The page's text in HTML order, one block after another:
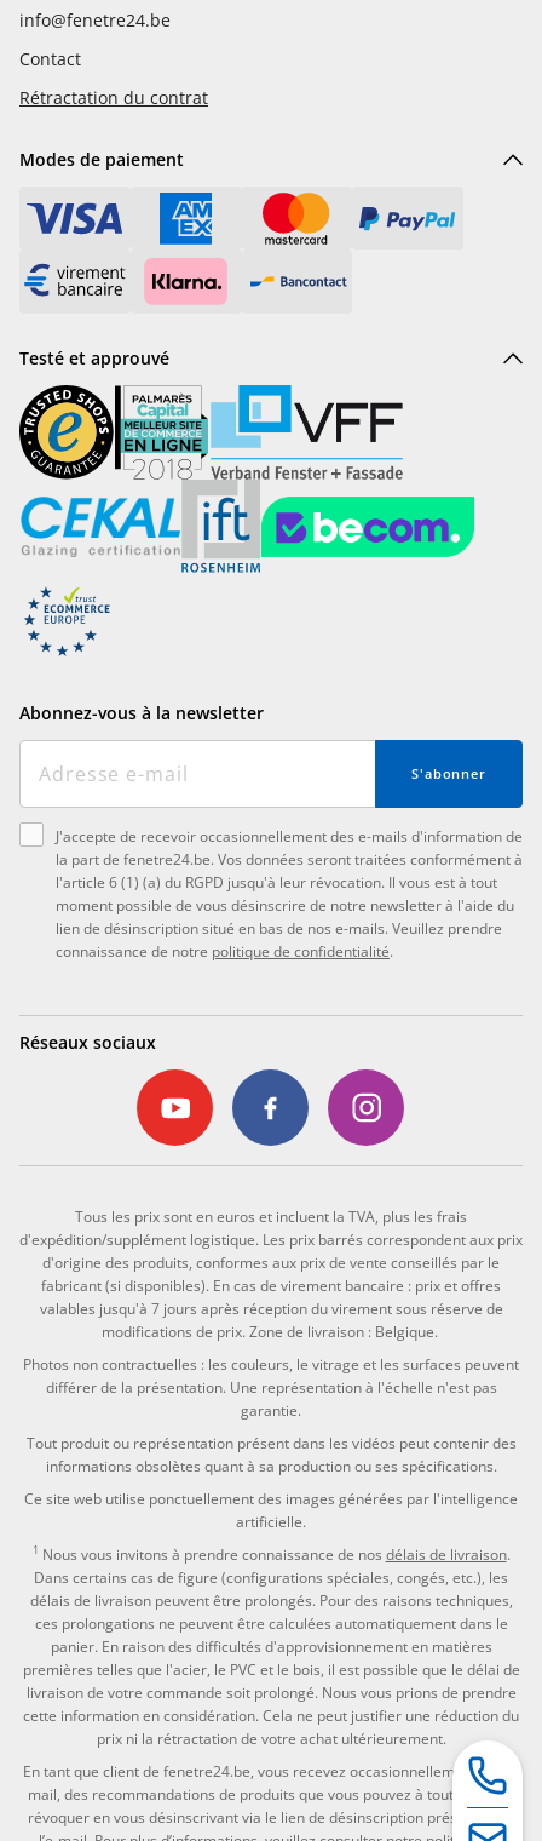
info@fenetre24.be
Contact
Rétractation du contrat
Modes de paiement
Testé et approuvé
Abonnez-vous à la newsletter
S'abonner
J'accepte de recevoir occasionnellement des e-mails d'information de
la part de fenetre24.be. Vos données seront traitées conformément à
l'article 6 (1) (a) du RGPD jusqu'à leur révocation. Il vous est à tout
moment possible de vous désinscrire de notre newsletter à l'aide du
lien de désinscription situé en bas de nos e-mails. Veuillez prendre
connaissance de notre politique de confidentialité.
Réseaux sociaux
Tous les prix sont en euros et incluent la TVA, plus les frais
d'expédition/supplément logistique. Les prix barrés correspondent aux prix
d'origine des produits, conformes aux prix de vente conseillés par le
fabricant (si disponibles). En cas de virement bancaire : prix et offres
valables jusqu'à 7 jours après réception du virement sous réserve de
modifications de prix. Zone de livraison : Belgique.
Photos non contractuelles : les couleurs, le vitrage et les surfaces peuvent
différer de la présentation. Une représentation à l'échelle n'est pas
garantie.
Tout produit ou représentation présent dans les vidéos peut contenir des
informations obsolètes quant à sa production ou ses spécifications.
Ce site web utilise ponctuellement des images générées par l'intelligence
artificielle.
1 Nous vous invitons à prendre connaissance de nos délais de livraison.
Dans certains cas de figure (configurations spéciales, congés, etc.), les
délais de livraison peuvent être prolongés. Pour des raisons techniques,
ces prolongations ne peuvent être calculées automatiquement dans le
panier. En raison des difficultés d'approvisionnement en matières
premières telles que l'acier, le PVC et le bois, il est possible que le délai de
livraison de votre commande soit prolongé. Nous vous prions de prendre
cette information en considération. Cela ne peut justifier une réduction du
prix ni la rétractation de votre achat ultérieurement.
En tant que client de fenetre24.be, vous recevez occasionnellement par e-
mail, des recommandations de produits que vous pouvez à tout moment
révoquer en vous désinscrivant via le lien de désinscription présent dans